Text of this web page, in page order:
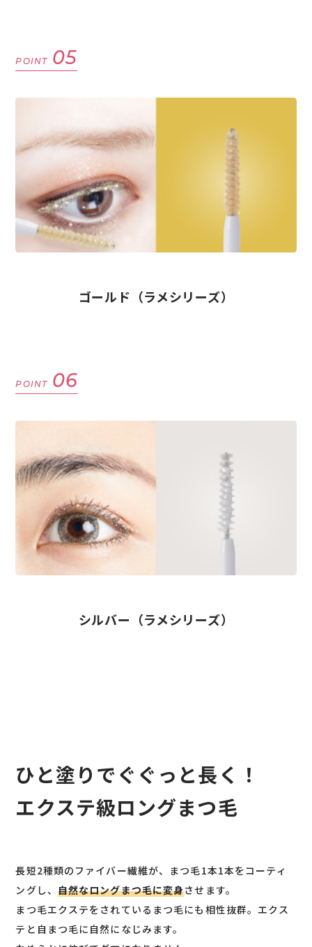
POINT 05
ゴールド（ラメシリーズ）
POINT 06
シルバー（ラメシリーズ）
ひと塗りでぐぐっと長く！
エクステ級ロングまつ毛
長短2種類のファイバー繊維が、まつ毛1本1本をコーティ
ングし、 自然なロングまつ毛に変身させます。
まつ毛エクステをされているまつ毛にも相性抜群。エクス
テと自まつ毛に自然になじみます。